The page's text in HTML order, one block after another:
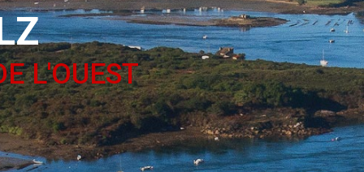
L'OUEST